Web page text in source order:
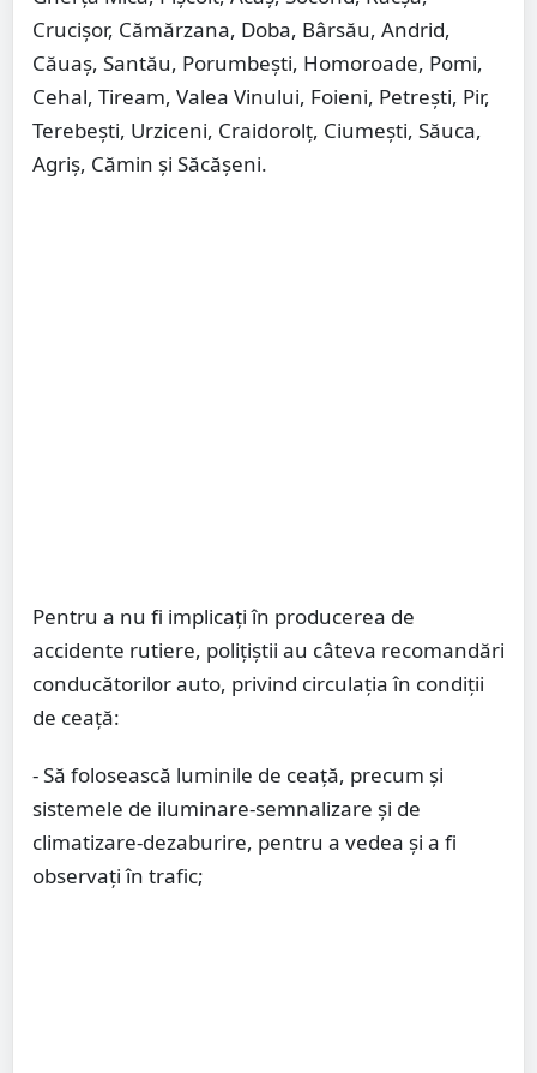
Crucișor, Cămărzana, Doba, Bârsău, Andrid,
Căuaș, Santău, Porumbești, Homoroade, Pomi,
Cehal, Tiream, Valea Vinului, Foieni, Petrești, Pir,
Terebești, Urziceni, Craidorolț, Ciumești, Săuca,
Agriș, Cămin și Săcășeni.
Pentru a nu fi implicaţi în producerea de
accidente rutiere, polițiștii au câteva recomandări
conducătorilor auto, privind circulaţia în condiţii
de ceaţă:
- Să folosească luminile de ceaţă, precum şi
sistemele de iluminare-semnalizare şi de
climatizare-dezaburire, pentru a vedea şi a fi
observaţi în trafic;